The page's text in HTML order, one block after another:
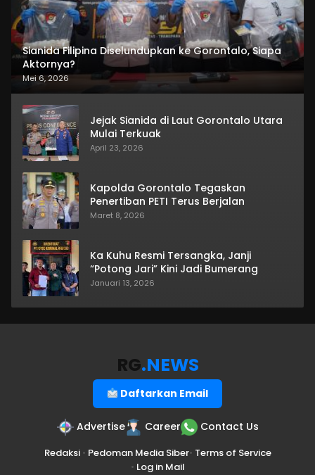
Sianida Filipina Diselundupkan ke Gorontalo, Siapa
Aktornya?
Mei 6, 2026
Jejak Sianida di Laut Gorontalo Utara
Mulai Terkuak
April 23, 2026
Kapolda Gorontalo Tegaskan
Penertiban PETI Terus Berjalan
Maret 8, 2026
Ka Kuhu Resmi Tersangka, Janji
“Potong Jari” Kini Jadi Bumerang
Januari 13, 2026
RG.NEWS
Daftarkan Email
Advertise Career Contact Us
Redaksi• Pedoman Media Siber• Terms of Service
• Log in Mail